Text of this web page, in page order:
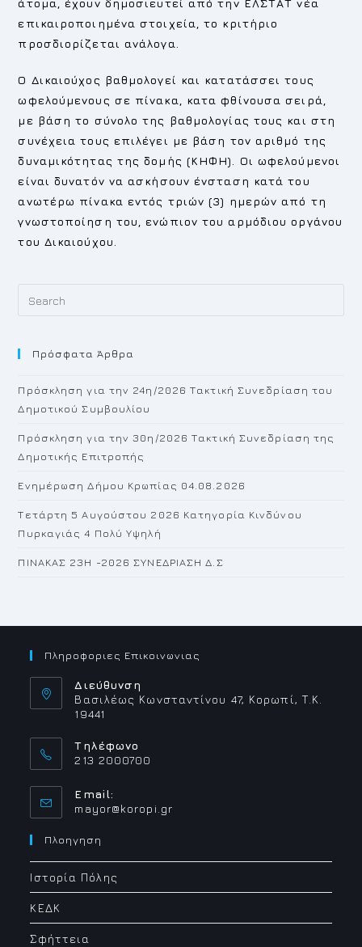
άτομα, έχουν δημοσιευτεί από την ΕΛΣΤΑΤ νέα
επικαιροποιημένα στοιχεία, το κριτήριο
προσδιορίζεται ανάλογα.
Ο Δικαιούχος βαθμολογεί και κατατάσσει τους
ωφελούμενους σε πίνακα, κατα φθίνουσα σειρά,
με βάση το σύνολο της βαθμολογίας τους και στη
συνέχεια τους επιλέγει με βάση τον αριθμό της
δυναμικότητας της δομής (ΚΗΦΗ). Οι ωφελούμενοι
είναι δυνατόν να ασκήσουν ένσταση κατά του
ανωτέρω πίνακα εντός τριών (3) ημερών από τη
γνωστοποίηση του, ενώπιον του αρμόδιου οργάνου
του Δικαιούχου.
Πρόσφατα Άρθρα
Πρόσκληση για την 24η/2026 Τακτική Συνεδρίαση του
Δημοτικού Συμβουλίου
Πρόσκληση για την 30η/2026 Τακτική Συνεδρίαση της
Δημοτικής Επιτροπής
Ενημέρωση Δήμου Κρωπίας 04.08.2026
Τετάρτη 5 Αυγούστου 2026 Κατηγορία Κινδύνου
Πυρκαγιάς 4 Πολύ Υψηλή
ΠΙΝΑΚΑΣ 23H -2026 ΣΥΝΕΔΡΙΑΣΗ Δ.Σ
Πληροφοριες Επικοινωνιας
Διεύθυνση
Βασιλέως Κωνσταντίνου 47, Κορωπί, Τ.Κ.
19441
Τηλέφωνο
213 2000700
Email:
mayor@koropi.grOpens
Πλοηγηση
Ιστορία Πόλης
ΚΕΔΚ
Σφήττεια